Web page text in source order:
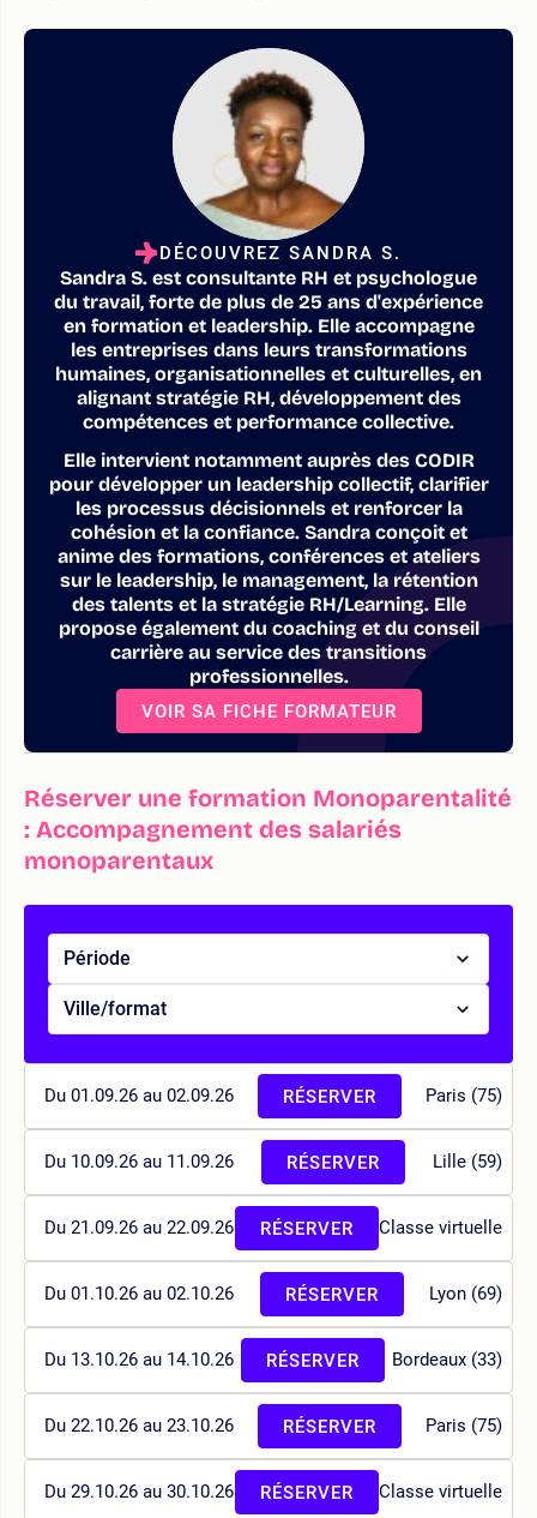
DÉCOUVREZ SANDRA S.
Sandra S. est consultante RH et psychologue
du travail, forte de plus de 25 ans d'expérience
en formation et leadership. Elle accompagne
les entreprises dans leurs transformations
humaines, organisationnelles et culturelles, en
alignant stratégie RH, développement des
compétences et performance collective.
Elle intervient notamment auprès des CODIR
pour développer un leadership collectif, clarifier
les processus décisionnels et renforcer la
cohésion et la confiance. Sandra conçoit et
anime des formations, conférences et ateliers
sur le leadership, le management, la rétention
des talents et la stratégie RH/Learning. Elle
propose également du coaching et du conseil
carrière au service des transitions
professionnelles.
VOIR SA FICHE FORMATEUR
Réserver une formation Monoparentalité
: Accompagnement des salariés
monoparentaux
Période
Ville/format
Du 01.09.26 au 02.09.26 Paris (75)
RÉSERVER
Du 10.09.26 au 11.09.26 Lille (59)
RÉSERVER
Du 21.09.26 au 22.09.26 Classe virtuelle
RÉSERVER
Du 01.10.26 au 02.10.26 Lyon (69)
RÉSERVER
Du 13.10.26 au 14.10.26 Bordeaux (33)
RÉSERVER
Du 22.10.26 au 23.10.26 Paris (75)
RÉSERVER
Du 29.10.26 au 30.10.26 Classe virtuelle
RÉSERVER